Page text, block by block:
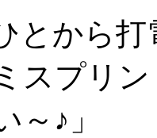
とから打
スプリ
～♪」